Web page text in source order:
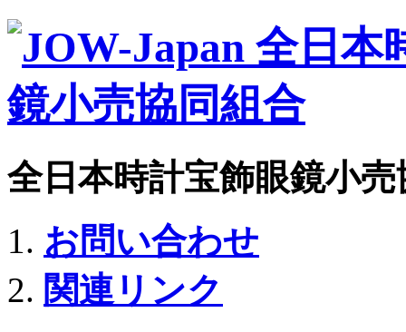
全日本時計宝飾眼鏡小
お問い合わせ
関連リンク